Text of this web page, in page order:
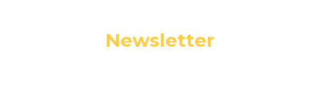
Newsletter